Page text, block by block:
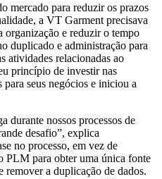
mercado para reduzir os prazos
a VT Garment precisava
organização e reduzir o tempo
duplicado e administração para
atividades relacionadas ao
princípio de investir nas
seus negócios e iniciou a
durante nossos processos de
desafio”, explica
no processo, em vez de
PLM para obter uma única fonte
remover a duplicação de dados.